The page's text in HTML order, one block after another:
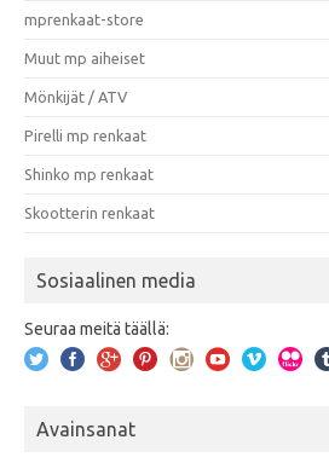
mprenkaat-store
Muut mp aiheiset
Mönkijät / ATV
Pirelli mp renkaat
Shinko mp renkaat
Skootterin renkaat
Sosiaalinen media
Seuraa meitä täällä:
Avainsanat